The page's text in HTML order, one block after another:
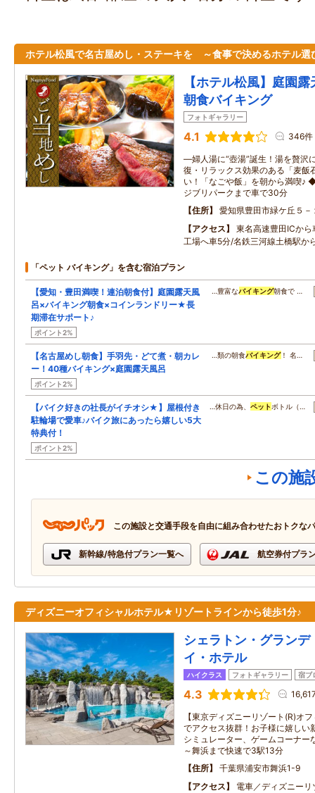
ホテル松風で名古屋めし・ステーキを ～食事で決めるホテル選
【ホテル松風】庭園
朝食バイキング
フォトギャラリー
4.1 346件
―婦人湯に“壺湯”誕生！湯を贅
復・リラックス効果のある「麦
い！「なごや飯」を朝から満喫♪
ジブリパークまで車で30分
住所
愛知県豊田市緑ケ丘５－
アクセス
東名高速豊田ICか
工場へ車5分/名鉄三河線土橋駅か
「ペット バイキング」を含む宿泊プラン
【愛知・豊田満喫！連泊朝食付】庭園露天風
呂×バイキング朝食×コインランドリー★長
期滞在サポート♪
ポイント2%
…豊富なバイキング朝食で …
【名古屋めし朝食】手羽先・どて煮・朝カレ
ー！40種バイキング×庭園露天風呂
ポイント2%
…類の朝食バイキング！ 名…
【バイク好きの社長がイチオシ★】屋根付き
駐輪場で愛車♪バイク旅にあったら嬉しい5大
特典付！
ポイント2%
…休日の為、 ペット ボトル（…
この施
この施設と交通手段を自由に組み合わせたおトクな
新幹線/特急付プラン一覧へ 航空券付プラ
ディズニーオフィシャルホテル★リゾートラインから徒歩1分♪
シェラトン・グラン
イ・ホテル
ハイクラス フォトギャラリー 宿ブ
4.3
【東京ディズニーリゾート(R)オ
でアクセス抜群！お子様に嬉しい
シミュレーター、ゲームコーナー
～舞浜まで快速で3駅13分
住所
千葉県浦安市舞浜1-9
アクセス
電車／ディズニー